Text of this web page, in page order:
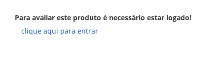
Para avaliar este produto é necessário estar logado!
clique aqui para entrar